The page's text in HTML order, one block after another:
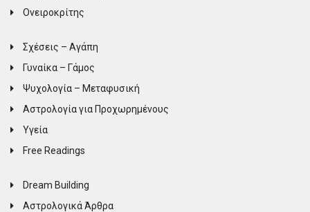
Ονειροκρίτης
Σχέσεις – Αγάπη
Γυναίκα – Γάμος
Ψυχολογία – Μεταφυσική
Αστρολογία για Προχωρημένους
Υγεία
Free Readings
Dream Building
Αστρολογικά Άρθρα